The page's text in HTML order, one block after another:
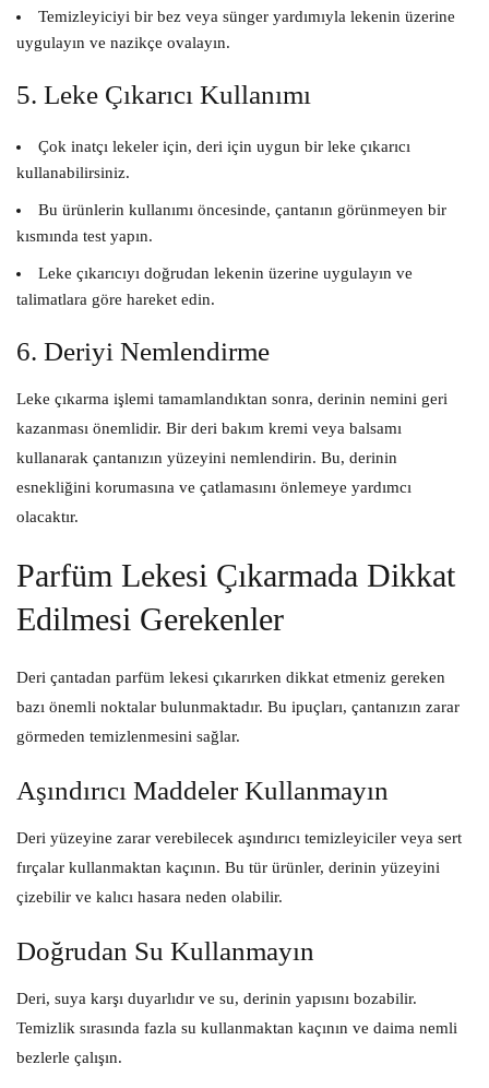
Temizleyiciyi bir bez veya sünger yardımıyla lekenin üzerine
uygulayın ve nazikçe ovalayın.
5. Leke Çıkarıcı Kullanımı
Çok inatçı lekeler için, deri için uygun bir leke çıkarıcı
kullanabilirsiniz.
Bu ürünlerin kullanımı öncesinde, çantanın görünmeyen bir
kısmında test yapın.
Leke çıkarıcıyı doğrudan lekenin üzerine uygulayın ve
talimatlara göre hareket edin.
6. Deriyi Nemlendirme
Leke çıkarma işlemi tamamlandıktan sonra, derinin nemini geri
kazanması önemlidir. Bir deri bakım kremi veya balsamı
kullanarak çantanızın yüzeyini nemlendirin. Bu, derinin
esnekliğini korumasına ve çatlamasını önlemeye yardımcı
olacaktır.
Parfüm Lekesi Çıkarmada Dikkat
Edilmesi Gerekenler
Deri çantadan parfüm lekesi çıkarırken dikkat etmeniz gereken
bazı önemli noktalar bulunmaktadır. Bu ipuçları, çantanızın zarar
görmeden temizlenmesini sağlar.
Aşındırıcı Maddeler Kullanmayın
Deri yüzeyine zarar verebilecek aşındırıcı temizleyiciler veya sert
fırçalar kullanmaktan kaçının. Bu tür ürünler, derinin yüzeyini
çizebilir ve kalıcı hasara neden olabilir.
Doğrudan Su Kullanmayın
Deri, suya karşı duyarlıdır ve su, derinin yapısını bozabilir.
Temizlik sırasında fazla su kullanmaktan kaçının ve daima nemli
bezlerle çalışın.